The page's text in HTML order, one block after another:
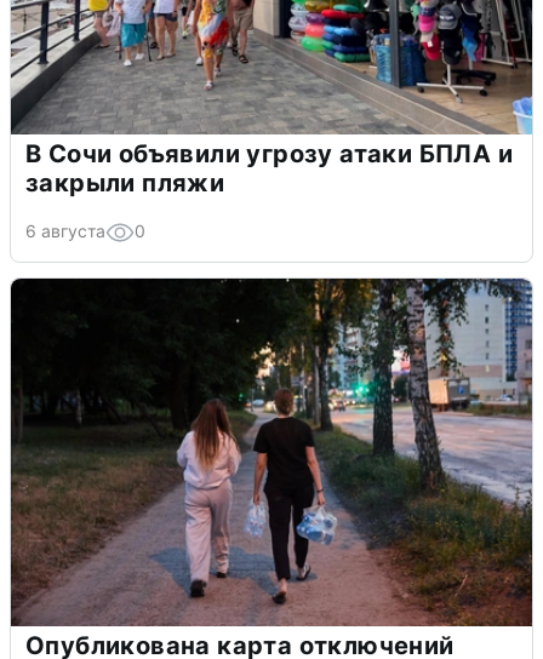
В Сочи объявили угрозу атаки БПЛА и
закрыли пляжи
6 августа 0
Опубликована карта отключений